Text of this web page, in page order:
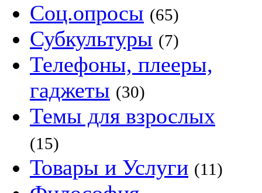
Соц.опросы (65)
Субкультуры (7)
Телефоны, плееры,
гаджеты (30)
Темы для взрослых
(15)
Товары и Услуги (11)